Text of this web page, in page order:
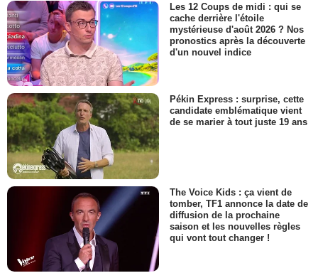
Les 12 Coups de midi : qui se
cache derrière l'étoile
mystérieuse d'août 2026 ? Nos
pronostics après la découverte
d'un nouvel indice
Pékin Express : surprise, cette
candidate emblématique vient
de se marier à tout juste 19 ans
The Voice Kids : ça vient de
tomber, TF1 annonce la date de
diffusion de la prochaine
saison et les nouvelles règles
qui vont tout changer !